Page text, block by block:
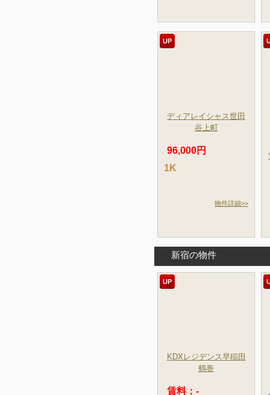
UP
ディアレイシャス世田
谷上町
96,000円
1K
物件詳細>>
新宿の物件
UP
KDXレジデンス早稲田
鶴巻
賃料：-